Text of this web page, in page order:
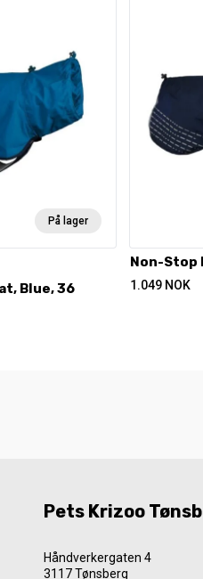
På lager
Blue, 36
Non-Stop
1.049 NOK
Pets Krizoo
Håndverkergaten 4
3117 Tønsberg